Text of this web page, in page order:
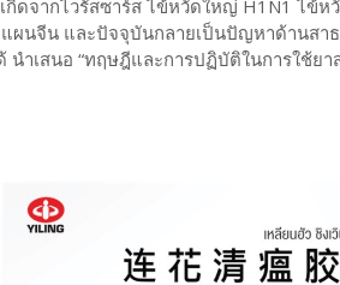
กิดจากไวรัสซาร์ส ไข้หวัดใหญ่ H1N1 ไข้
ผนจีน และปัจจุบันกลายเป็นปัญหาด้านส
นำเสนอ “ทฤษฎีและการปฏิบัติในการใช้ย